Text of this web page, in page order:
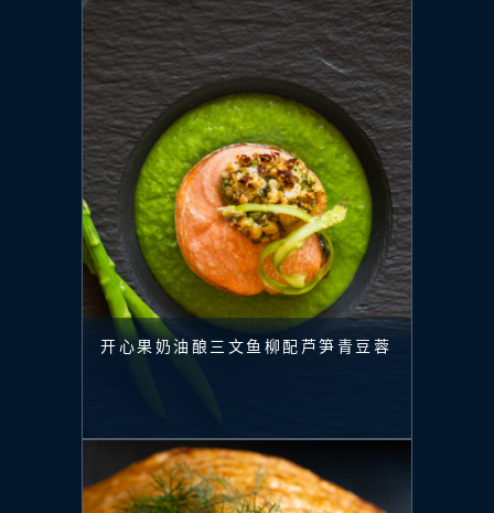
开心果奶油酿三文鱼柳配芦笋青豆蓉